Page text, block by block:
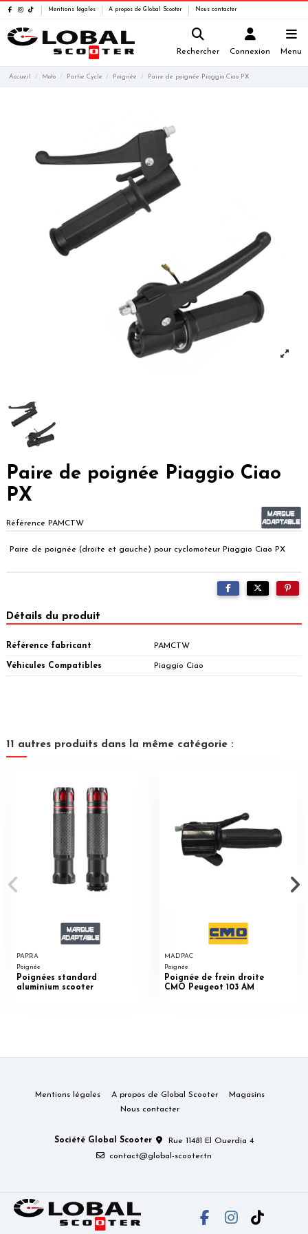
Mentions légales A propos de Global Scooter Nous contacter
Rechercher Connexion Menu
Accueil Moto Partie Cycle Poignée Paire de poignée Piaggio Ciao PX
Paire de poignée Piaggio Ciao
PX
Référence PAMCTW
Paire de poignée (droite et gauche) pour cyclomoteur Piaggio Ciao PX
Détails du produit
Référence fabricant PAMCTW
Véhicules Compatibles Piaggio Ciao
11 autres produits dans la même catégorie :
PAPRA
Poignée
Poignées standard
aluminium scooter
MADPAC
Poignée
Poignée de frein droite
CMO Peugeot 103 AM
Mentions légales A propos de Global Scooter
Magasins
Nous contacter
Société Global Scooter
Rue 11481 El Ouerdia 4
contact@global-scooter.tn